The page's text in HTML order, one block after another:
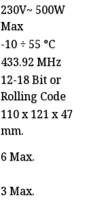
230V~ 500W
Max
-10 ÷ 55 °C
433.92 MHz
12-18 Bit or
Rolling Code
110 x 121 x 47
mm.
6 Max.
3 Max.